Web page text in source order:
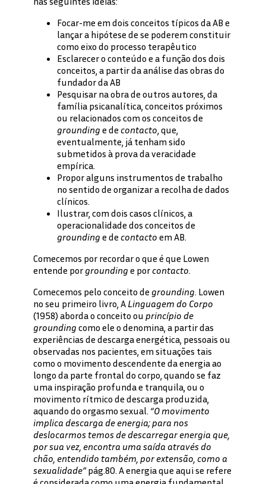
Focar-me em dois conceitos típicos da AB e
lançar a hipótese de se poderem constituir
como eixo do processo terapêutico
Esclarecer o conteúdo e a função dos dois
conceitos, a partir da análise das obras do
fundador da AB
Pesquisar na obra de outros autores, da
família psicanalítica, conceitos próximos
ou relacionados com os conceitos de
grounding e de contacto , que,
eventualmente, já tenham sido
submetidos à prova da veracidade
empírica.
Propor alguns instrumentos de trabalho
no sentido de organizar a recolha de dados
clínicos.
Ilustrar, com dois casos clínicos, a
operacionalidade dos conceitos de
grounding e de contacto em AB.
Comecemos por recordar o que é que Lowen
entende por grounding e por contacto.
Comecemos pelo conceito de grounding. Lowen
no seu primeiro livro, A Linguagem do Corpo
(1958) aborda o conceito ou princípio de
grounding como ele o denomina, a partir das
experiências de descarga energética, pessoais ou
observadas nos pacientes, em situações tais
como o movimento descendente da energia ao
longo da parte frontal do corpo, quando se faz
uma inspiração profunda e tranquila, ou o
movimento rítmico de descarga produzida,
aquando do orgasmo sexual. “O movimento
implica descarga de energia; para nos
deslocarmos temos de descarregar energia que,
por sua vez, encontra uma saída através do
chão, entendido também, por extensão, como a
sexualidade”pág.80. A energia que aqui se refere